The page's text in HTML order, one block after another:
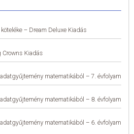
– Dream Deluxe Kiadás
Crowns Kiadás
matematikából – 7. évfolyam
matematikából – 8. évfolyam
matematikából – 6. évfolyam